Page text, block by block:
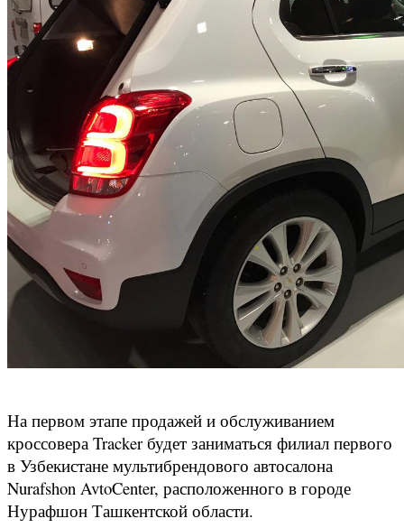
На первом этапе продажей и обслуживанием
кроссовера Tracker будет заниматься филиал первого
в Узбекистане мультибрендового автосалона
Nurafshon AvtoCenter, расположенного в городе
Нурафшон Ташкентской области.